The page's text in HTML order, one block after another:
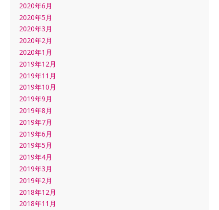
2020年6月
2020年5月
2020年3月
2020年2月
2020年1月
2019年12月
2019年11月
2019年10月
2019年9月
2019年8月
2019年7月
2019年6月
2019年5月
2019年4月
2019年3月
2019年2月
2018年12月
2018年11月